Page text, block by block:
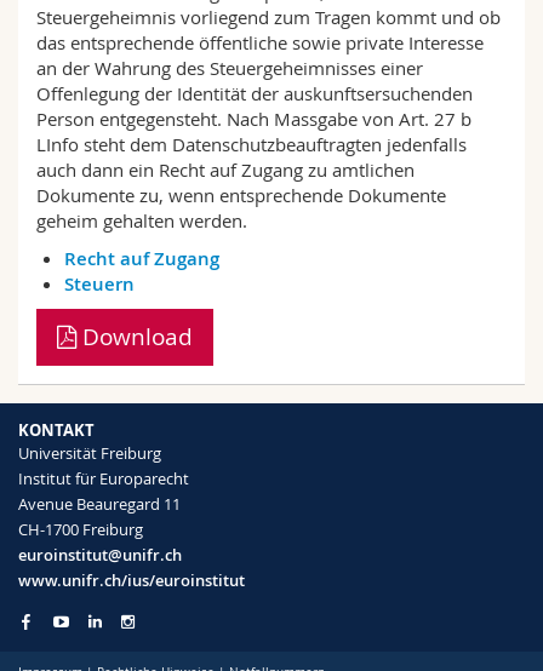
Steuergeheimnis vorliegend zum Tragen kommt und ob
das entsprechende öffentliche sowie private Interesse
an der Wahrung des Steuergeheimnisses einer
Offenlegung der Identität der auskunftsersuchenden
Person entgegensteht. Nach Massgabe von Art. 27 b
LInfo steht dem Datenschutzbeauftragten jedenfalls
auch dann ein Recht auf Zugang zu amtlichen
Dokumente zu, wenn entsprechende Dokumente
geheim gehalten werden.
Recht auf Zugang
Steuern
Download
KONTAKT
Universität Freiburg
Institut für Europarecht
Avenue Beauregard 11
CH-1700 Freiburg
euroinstitut@unifr.ch
www.unifr.ch/ius/euroinstitut